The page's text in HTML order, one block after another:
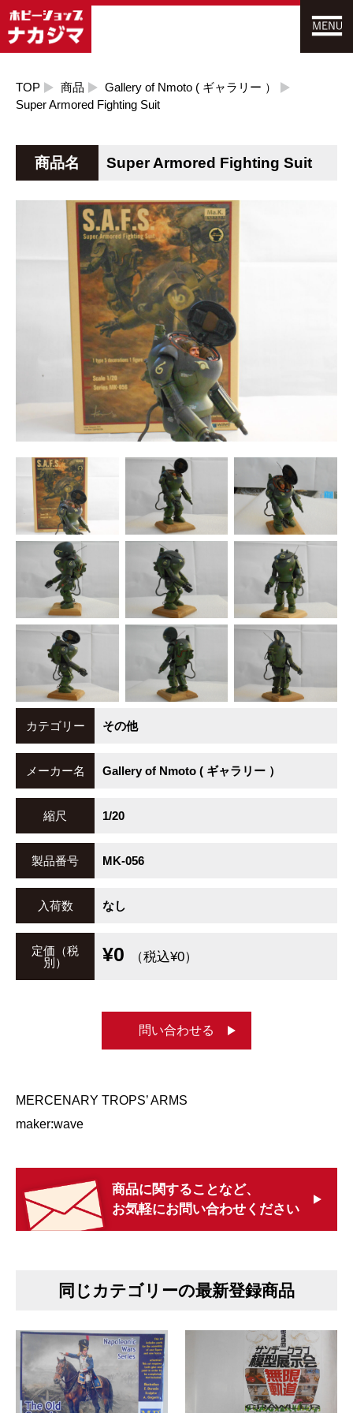
TOP 商品
Gallery of Nmoto ( ギャラリー ）
Super Armored Fighting Suit
商品名 Super Armored Fighting Suit
カテゴリー その他
メーカー名 Gallery of Nmoto ( ギャラリー ）
縮尺 1/20
製品番号 MK-056
入荷数 なし
定価（税
別）
¥0 （税込¥0）
問い合わせる
MERCENARY TROPS’ ARMS
maker:wave
商品に関することなど、
お気軽にお問い合わせください
同じカテゴリーの最新登録商品